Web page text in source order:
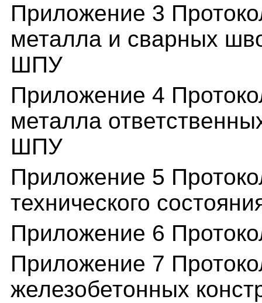
Приложение 3
металла и сварных
ШПУ
Приложение 4
металла
ШПУ
Приложение 5
технического
Приложение 6
Приложение 7
железобетонных